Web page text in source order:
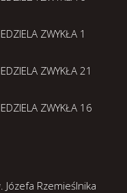
ZWYKŁA 1
ZWYKŁA 21
ZWYKŁA 16
Józefa Rzemieślnika